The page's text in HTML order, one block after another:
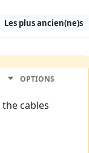
Les plus ancien(ne)s
OPTIONS
cables